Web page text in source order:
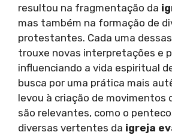
resultou na fragmentação da
mas também na formação de
protestantes. Cada uma
trouxe novas interpretações e
influenciando a vida espiritual
busca por uma prática mais
levou à criação de movimentos
são relevantes, como o
diversas vertentes da igreja